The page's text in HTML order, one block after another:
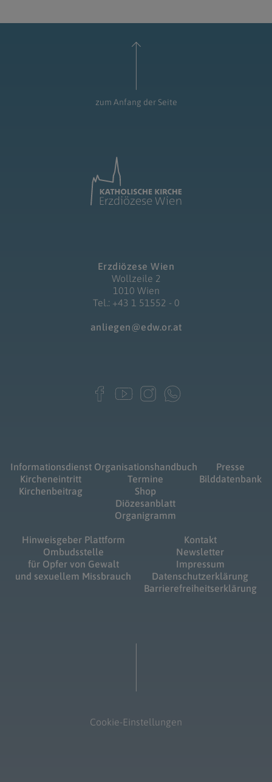
zum Anfang der Seite
Erzdiözese Wien
Wollzeile 2
1010 Wien
Tel.: +43 1 51552 - 0
anliegen@edw.or.at
Informationsdienst
Kircheneintritt
Kirchenbeitrag
Organisationshandbuch
Termine
Shop
Diözesanblatt
Organigramm
Presse
Bilddatenbank
Hinweisgeber Plattform
Ombudsstelle
für Opfer von Gewalt
und sexuellem Missbrauch
Kontakt
Newsletter
Impressum
Datenschutzerklärung
Barrierefreiheitserklärung
Cookie-Einstellungen